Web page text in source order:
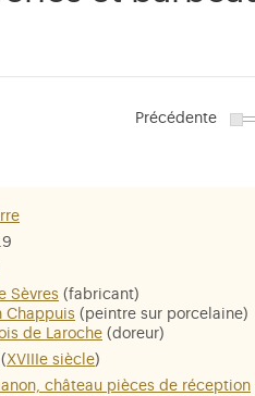
Précédente
Sèvres (fabricant)
Chappuis (peintre sur porcelaine)
de Laroche (doreur)
XVIIIe siècle)
château pièces de réception